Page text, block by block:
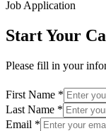
Job Application
Start Your
Please fill in your
First Name *
Last Name *
Email *